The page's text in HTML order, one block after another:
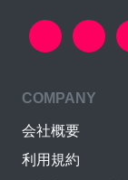
COMPANY
会社概要
利用規約